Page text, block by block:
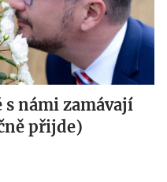
námi zamávají
přijde)